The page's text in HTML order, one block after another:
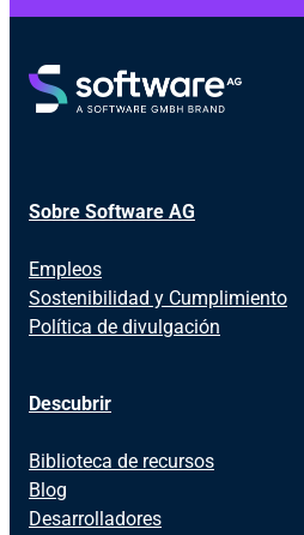
Sobre Software AG
Empleos
Sostenibilidad y Cumplimiento
Política de divulgación
Descubrir
Biblioteca de recursos
Blog
Desarrolladores